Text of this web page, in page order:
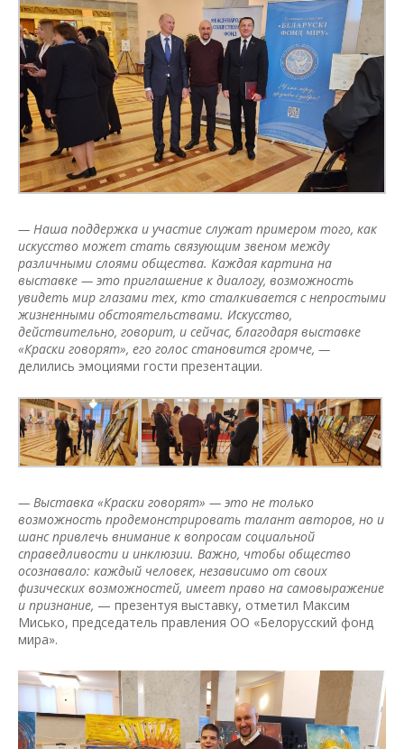
— Наша поддержка и участие служат примером того, как
искусство может стать связующим звеном между
различными слоями общества. Каждая картина на
выставке — это приглашение к диалогу, возможность
увидеть мир глазами тех, кто сталкивается с непростыми
жизненными обстоятельствами. Искусство,
действительно, говорит, и сейчас, благодаря выставке
«Краски говорят», его голос становится громче, —
делились эмоциями гости презентации.
— Выставка «Краски говорят» — это не только
возможность продемонстрировать талант авторов, но и
шанс привлечь внимание к вопросам социальной
справедливости и инклюзии. Важно, чтобы общество
осознавало: каждый человек, независимо от своих
физических возможностей, имеет право на самовыражение
и признание, — презентуя выставку, отметил Максим
Мисько, председатель правления ОО «Белорусский фонд
мира».